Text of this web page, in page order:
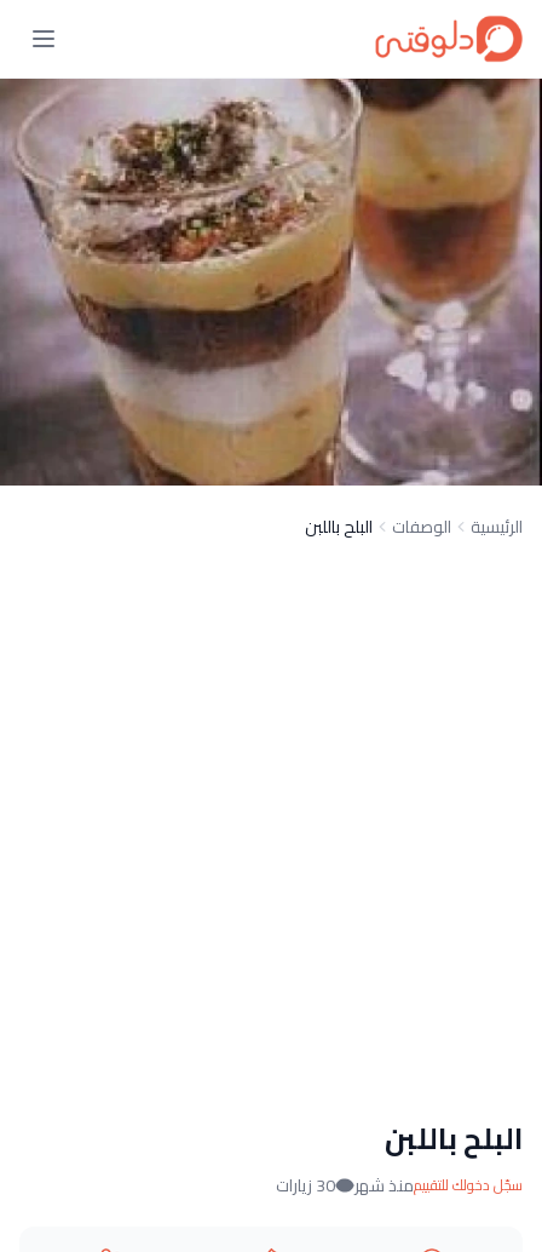
الرئيسية الوصفات البلح باللبن
البلح باللبن
سجّل دخولك للتقييممنذ شهر 30 زيارات